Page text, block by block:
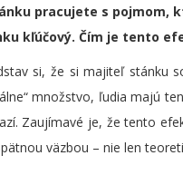
pracujete s pojmom,
kľúčový. Čím je tento
si, že si majiteľ stánku
množstvo, ľudia majú
Zaujímavé je, že tento
väzbou – nie len